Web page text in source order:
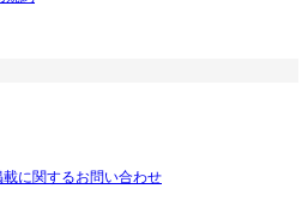
載に関するお問い合わせ